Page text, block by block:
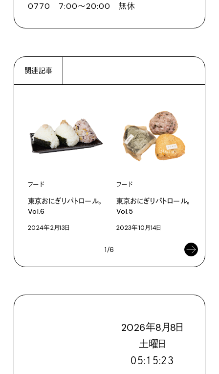
0770 7:00～20:00 無休
関連記事
フード
東京おにぎりパトロール。
Vol.6
2024年2月13日
フード
東京おにぎりパトロール。
Vol.5
2023年10月14日
1/6
2026年8月8日
土曜日
０５:１５:２４